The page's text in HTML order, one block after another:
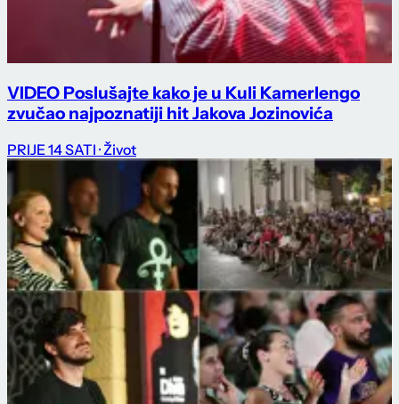
VIDEO Poslušajte kako je u Kuli Kamerlengo
zvučao najpoznatiji hit Jakova Jozinovića
PRIJE 14 SATI · Život